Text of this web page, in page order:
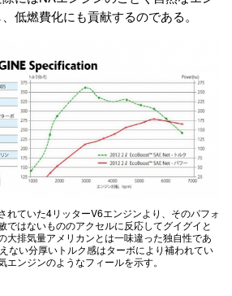
低燃費化にも貢献するのである。
れていた4リッターV6エンジンより、そのパフォ
ではないもののアクセルに反応してグイグイと
大排気量アメリカンとは一味違った独自性であ
ない分厚いトルク感はターボにより補われてい
ンジンのようなフィールを示す。